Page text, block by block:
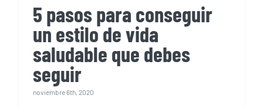
5 pasos para conseguir
un estilo de vida
saludable que debes
seguir
noviembre 6th, 2020